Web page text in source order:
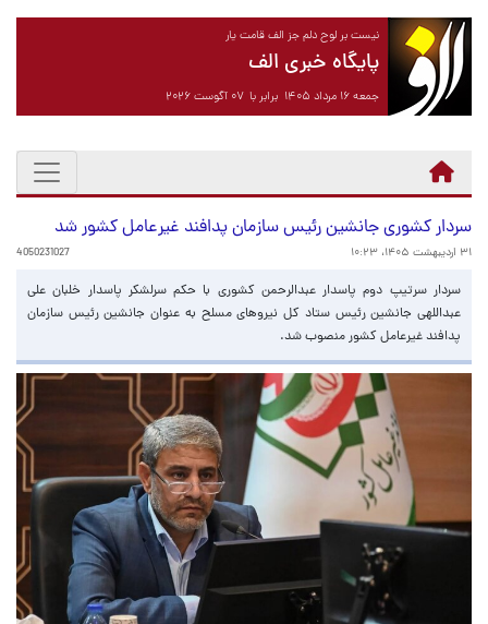
نیست بر لوح دلم جز الف قامت یار
پایگاه خبری الف
جمعه ۱۶ مرداد ۱۴۰۵ برابر با ۰۷ آگوست ۲۰۲۶
سردار کشوری جانشین رئیس سازمان پدافند غیرعامل کشور شد
۳۱ اردیبهشت ۱۴۰۵، ۱۰:۲۳ 4050231027
سردار سرتیپ دوم پاسدار عبدالرحمن کشوری با حکم سرلشکر پاسدار خلبان علی
عبداللهی جانشین رئیس ستاد کل نیروهای مسلح به عنوان جانشین رئیس سازمان
پدافند غیرعامل کشور منصوب شد.